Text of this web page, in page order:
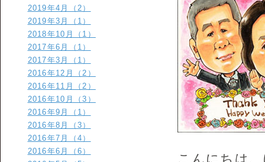
こんにちは
2019年4月（2）
2019年3月（1）
2018年10月（1）
2017年6月（1）
2017年3月（1）
2016年12月（2）
2016年11月（2）
2016年10月（3）
2016年9月（1）
2016年8月（3）
2016年7月（4）
2016年6月（6）